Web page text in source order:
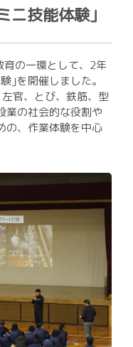
ニ技能体験｣
の一環として、2年
｣を開催しました。
官、とび、鉄筋、型
業の社会的な役割や
の、作業体験を中心